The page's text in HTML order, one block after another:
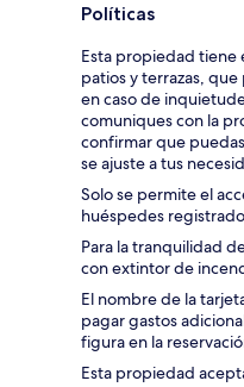
Políticas
Esta propiedad tiene
patios y terrazas,
en caso de
comuniques con la
confirmar que
se ajuste a tus
Solo se permite el
huéspedes
Para la tranquilidad
con extintor de
El nombre de la
pagar gastos
figura en la
Esta propiedad